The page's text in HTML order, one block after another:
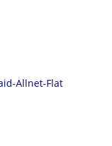
Allnet-Flat